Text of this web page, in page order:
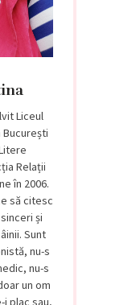
Liceul
București
Relații
în 2006.
să citesc
și
Sunt
nu-s
nu-s
un om
plac sau,